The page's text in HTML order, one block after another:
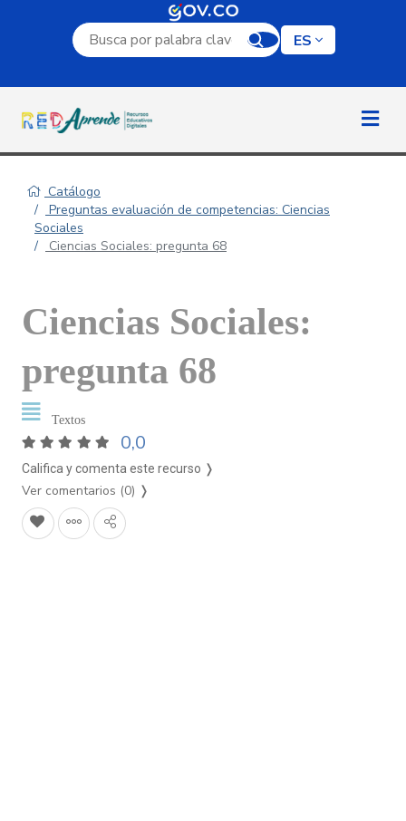
Campo de búsqueda por palabra clave
ES
Catálogo
Preguntas evaluación de competencias: Ciencias
Sociales
Ciencias Sociales: pregunta 68
Ciencias Sociales:
pregunta 68
Textos
0,0
Califica y comenta este recurso ❭
Ver comentarios (0) ❭